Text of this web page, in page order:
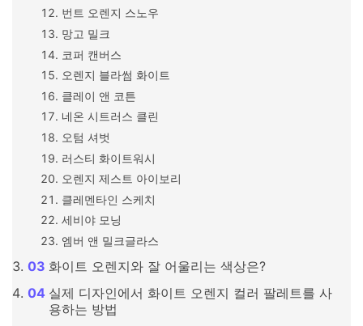
번트 오렌지 스노우
망고 밀크
코퍼 캔버스
오렌지 블라썸 화이트
클레이 앤 코튼
네온 시트러스 클린
오텀 셔벗
러스티 화이트워시
오렌지 제스트 아이보리
클레멘타인 스케치
세비야 모닝
엠버 앤 밀크글라스
화이트 오렌지와 잘 어울리는 색상은?
실제 디자인에서 화이트 오렌지 컬러 팔레트를 사
용하는 방법